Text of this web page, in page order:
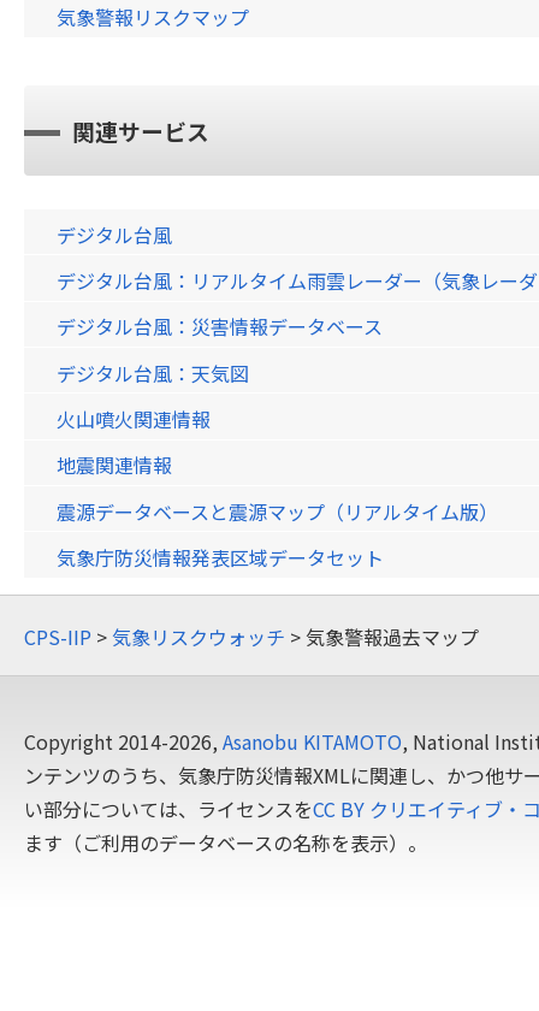
気象警報リスクマップ
関連サービス
デジタル台風
デジタル台風：リアルタイム雨雲レーダー（気象レー
デジタル台風：災害情報データベース
デジタル台風：天気図
火山噴火関連情報
地震関連情報
震源データベースと震源マップ（リアルタイム版）
気象庁防災情報発表区域データセット
CPS-IIP >気象リスクウォッチ > 気象警報過去マップ
Copyright 2014-2026, Asanobu KITAMOTO, National
ンテンツのうち、気象庁防災情報XMLに関連し、かつ他サ
い部分については、ライセンスをCC BY クリエイティブ・
ます（ご利用のデータベースの名称を表示）。